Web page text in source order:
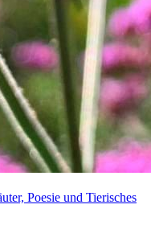
Poesie und Tierisches